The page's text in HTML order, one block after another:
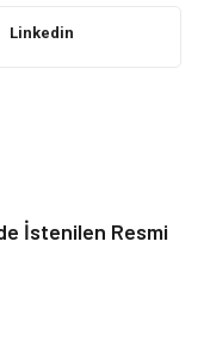
Yaşam
Linkedin
İstenilen Resmi